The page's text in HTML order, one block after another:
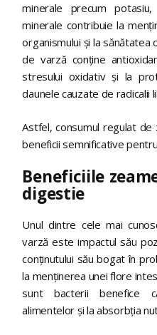
minerale precum
minerale contribuie la
organismului și la sănătatea
de varză conține
stresului oxidativ și la
daunele cauzate de radicalii
Astfel, consumul regulat
beneficii semnificative
Beneficiile
digestie
Unul dintre cele mai
varză este impactul său
conținutului său bogat în
la menținerea unei flore
sunt bacterii benefice
alimentelor și la absorbția